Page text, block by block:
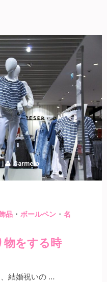
Carmelo
品 ・ ボールペン ・ 名
物をする時
結婚祝いの …